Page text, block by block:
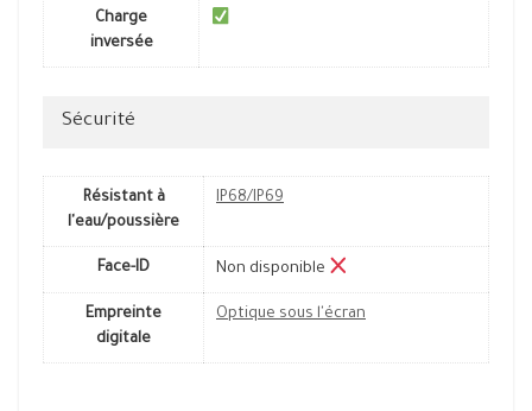
Charge
inversée
Sécurité
Résistant à
l'eau/poussière
IP68/IP69
Face-ID Non disponible
Empreinte
digitale
Optique sous l'écran